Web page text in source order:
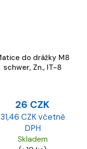
do drážky M8
schwer, Zn., IT-8
26 CZK
31,46 CZK včetně
DPH
Skladem